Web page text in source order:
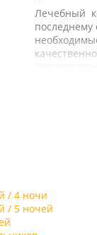
Лечебный
номере
комплект
/ 4 ночи
/ 5 ночей